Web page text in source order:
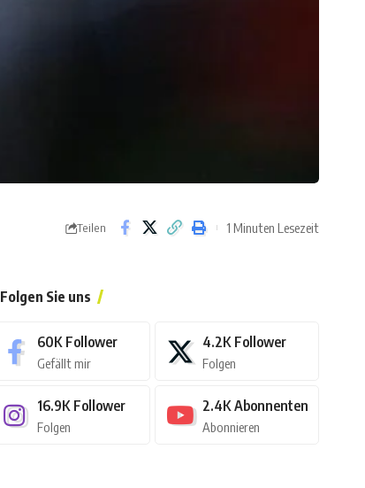
Teilen 1 Minuten Lesezeit
Folgen Sie uns
60K Follower
Gefällt mir
4.2K Follower
Folgen
16.9K Follower
Folgen
2.4K Abonnenten
Abonnieren